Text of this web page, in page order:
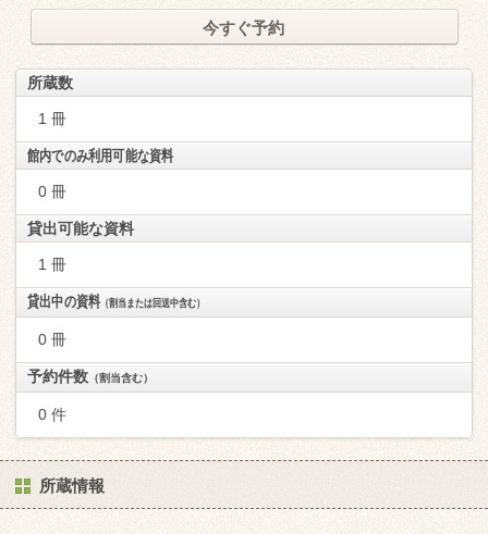
今すぐ予約
所蔵数
1 冊
館内でのみ利用可能な資料
0 冊
貸出可能な資料
1 冊
貸出中の資料（割当または回送中含む）
0 冊
予約件数 （割当含む）
0 件
所蔵情報